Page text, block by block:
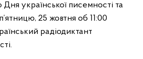
Дня української писемності та
25 жовтня об 11:00
радіодиктант